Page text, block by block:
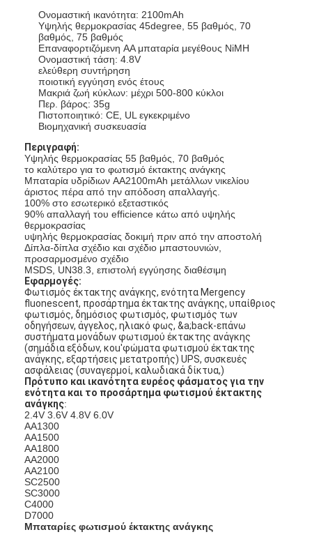
Ονομαστική ικανότητα: 2100mAh
Υψηλής θερμοκρασίας 45degree, 55 βαθμός, 70
βαθμός, 75 βαθμός
Επαναφορτιζόμενη AA μπαταρία μεγέθους NiMH
Ονομαστική τάση: 4.8V
ελεύθερη συντήρηση
ποιοτική εγγύηση ενός έτους
Μακριά ζωή κύκλων: μέχρι 500-800 κύκλοι
Περ. βάρος: 35g
Πιστοποιητικό: CE, UL εγκεκριμένο
Βιομηχανική συσκευασία
Περιγραφή:
Υψηλής θερμοκρασίας 55 βαθμός, 70 βαθμός
το καλύτερο για το φωτισμό έκτακτης ανάγκης
Μπαταρία υδρίδιων AA2100mAh μετάλλων νικελίου
άριστος πέρα από την απόδοση απαλλαγής.
100% στο εσωτερικό εξεταστικός
90% απαλλαγή του efficience κάτω από υψηλής
θερμοκρασίας
υψηλής θερμοκρασίας δοκιμή πριν από την αποστολή
Δίπλα-δίπλα σχέδιο και σχέδιο μπαστουνιών,
προσαρμοσμένο σχέδιο
MSDS, UN38.3, επιστολή εγγύησης διαθέσιμη
Εφαρμογές:
Φωτισμός έκτακτης ανάγκης, ενότητα Mergency
fluonescent, προσάρτημα έκτακτης ανάγκης, υπαίθριος
φωτισμός, δημόσιος φωτισμός, φωτισμός των
οδηγήσεων, άγγελος, ηλιακό φως, &a;back-επάνω
συστήματα μονάδων φωτισμού έκτακτης ανάγκης
(σημάδια εξόδων, κοu'φώματα φωτισμού έκτακτης
ανάγκης, εξαρτήσεις μετατροπής) UPS, συσκευές
ασφάλειας (συναγερμοί, καλωδιακά δίκτυα,)
Πρότυπο και ικανότητα ευρέος φάσματος για την
ενότητα και το προσάρτημα φωτισμού έκτακτης
ανάγκης:
2.4V 3.6V 4.8V 6.0V
AA1300
AA1500
AA1800
AA2000
AA2100
SC2500
SC3000
C4000
D7000
Μπαταρίες φωτισμού έκτακτης ανάγκης